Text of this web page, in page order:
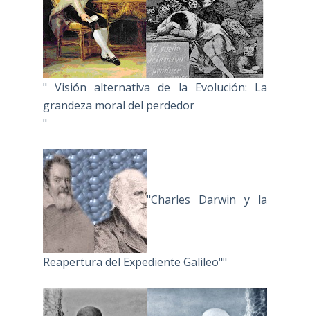
" Visión alternativa de la Evolución: La
grandeza moral del perdedor
"
"Charles Darwin y la
Reapertura del Expediente Galileo""